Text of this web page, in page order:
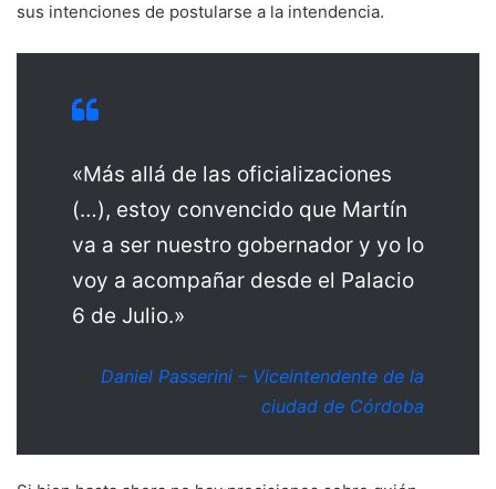
sus intenciones de postularse a la intendencia.
«Más allá de las oficializaciones
(…), estoy convencido que Martín
va a ser nuestro gobernador y yo lo
voy a acompañar desde el Palacio
6 de Julio.»
Daniel Passerini – Viceintendente de la
ciudad de Córdoba